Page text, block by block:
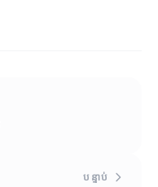
បន្ទាប់